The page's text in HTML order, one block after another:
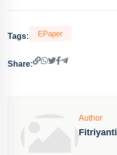
Tags: EPaper
Share:
Author
Fitriyanti